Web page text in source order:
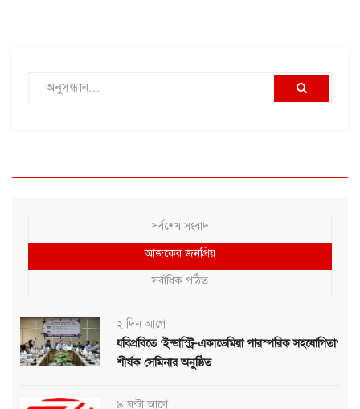
সর্বশেষ সংবাদ
আজকের জনপ্রিয়
সর্বাধিক পঠিত
২ দিন আগে
যবিপ্রবিতে ‘ইন্ডাস্ট্রি-একাডেমিয়া পারস্পরিক সহযোগিতা’
শীর্ষক সেমিনার অনুষ্ঠিত
৯ ঘন্টা আগে